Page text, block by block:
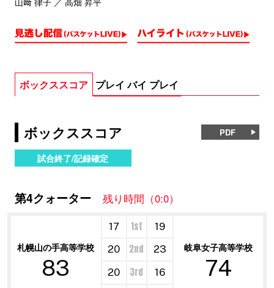
ボックススコア プレイ バイ プレイ
ボックススコア PDF
試合終了/記録確定
第4クォーター 残り時間（0:0）
札幌山の手高等学校
83
17 1st
19
岐阜女子高等学校
74
20 2nd
23
20
3rd
16